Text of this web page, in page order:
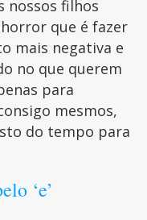
nossos filhos
que é fazer
mais negativa e
no que querem
para
mesmos,
do tempo para
‘e’